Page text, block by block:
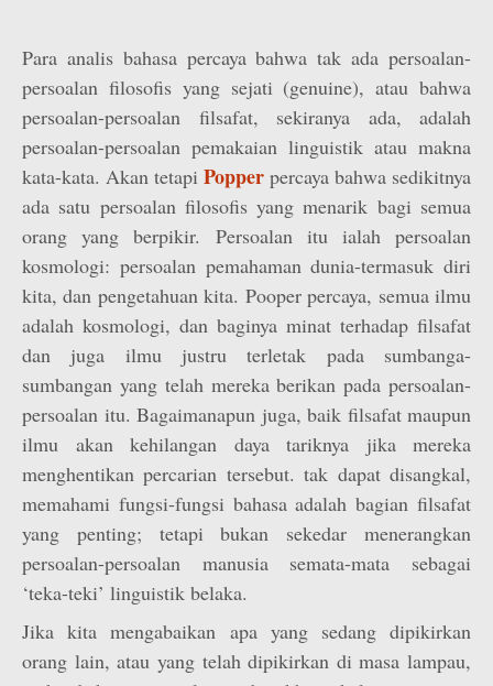
Para analis bahasa percaya bahwa tak ada persoalan-
persoalan filosofis yang sejati (genuine), atau bahwa
persoalan-persoalan filsafat, sekiranya ada, adalah
persoalan-persoalan pemakaian linguistik atau makna
kata-kata. Akan tetapi Popper percaya bahwa sedikitnya
ada satu persoalan filosofis yang menarik bagi semua
orang yang berpikir. Persoalan itu ialah persoalan
kosmologi: persoalan pemahaman dunia-termasuk diri
kita, dan pengetahuan kita. Pooper percaya, semua ilmu
adalah kosmologi, dan baginya minat terhadap filsafat
dan juga ilmu justru terletak pada sumbanga-
sumbangan yang telah mereka berikan pada persoalan-
persoalan itu. Bagaimanapun juga, baik filsafat maupun
ilmu akan kehilangan daya tariknya jika mereka
menghentikan percarian tersebut. tak dapat disangkal,
memahami fungsi-fungsi bahasa adalah bagian filsafat
yang penting; tetapi bukan sekedar menerangkan
persoalan-persoalan manusia semata-mata sebagai
‘teka-teki’ linguistik belaka.
Jika kita mengabaikan apa yang sedang dipikirkan
orang lain, atau yang telah dipikirkan di masa lampau,